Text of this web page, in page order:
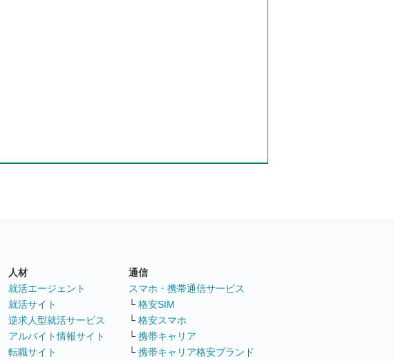
人材
就活エージェント
就活サイト
逆求人型就活サービス
アルバイト情報サイト
転職サイト
通信
スマホ・携帯通信サービス
└ 格安SIM
└ 格安スマホ
└ 携帯キャリア
└ 携帯キャリア格安ブランド